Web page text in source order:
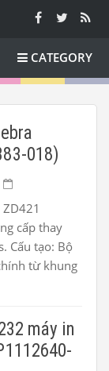
CATEGORY
018)
cấp thay
Cấu tạo: Bộ
từ khung
máy in